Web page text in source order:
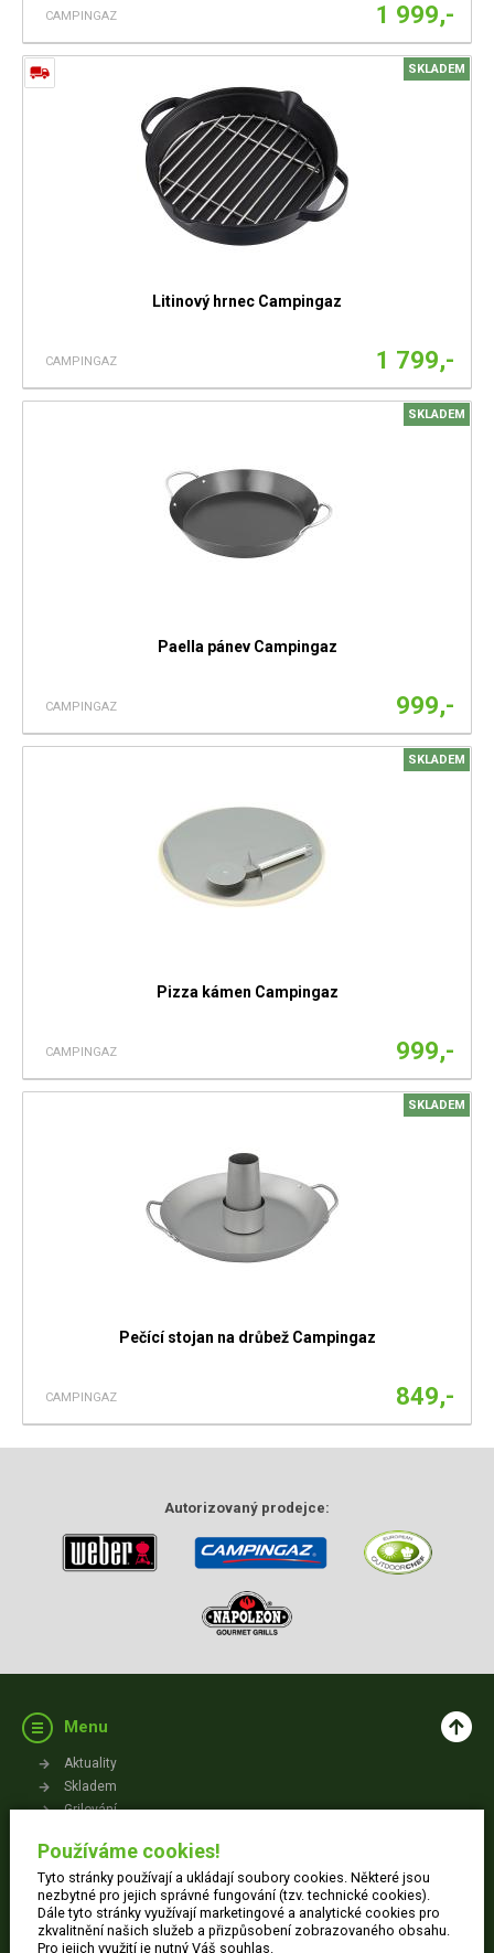
CAMPINGAZ 1 999,-
SKLADEM
Litinový hrnec Campingaz
CAMPINGAZ 1 799,-
SKLADEM
Paella pánev Campingaz
CAMPINGAZ 999,-
SKLADEM
Pizza kámen Campingaz
CAMPINGAZ 999,-
SKLADEM
Pečící stojan na drůbež Campingaz
CAMPINGAZ 849,-
Autorizovaný prodejce:
Menu
Aktuality
Skladem
Grilování
Kontakt
Vše o nákupu
Jak nakupovat
Používáme cookies!
Tyto stránky používají a ukládají soubory cookies. Některé jsou
nezbytné pro jejich správné fungování (tzv. technické cookies).
Dále tyto stránky využívají marketingové a analytické cookies pro
zkvalitnění našich služeb a přizpůsobení zobrazovaného obsahu.
Pro jejich využití je nutný Váš souhlas.